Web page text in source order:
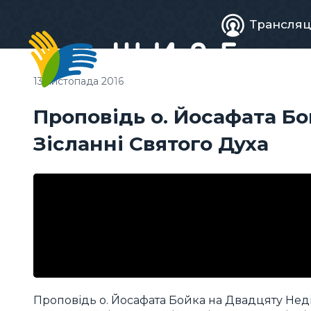
Живе
Проповідь о. Йосафата
Зісланні Святого Духа
13 листопада 2016
Проповідь о. Йосафата Бойка на Двадцяту